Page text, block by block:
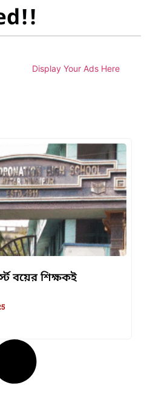
Display Your Ads Here
বয়ের শিক্ষকই